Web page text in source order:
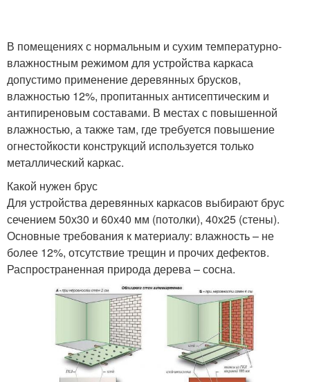
В помещениях с нормальным и сухим температурно-
влажностным режимом для устройства каркаса
допустимо применение деревянных брусков,
влажностью 12%, пропитанных антисептическим и
антипиреновым составами. В местах с повышенной
влажностью, а также там, где требуется повышение
огнестойкости конструкций используется только
металлический каркас.
Какой нужен брус
Для устройства деревянных каркасов выбирают брус
сечением 50х30 и 60х40 мм (потолки), 40х25 (стены).
Основные требования к материалу: влажность – не
более 12%, отсутствие трещин и прочих дефектов.
Распространенная природа дерева – сосна.